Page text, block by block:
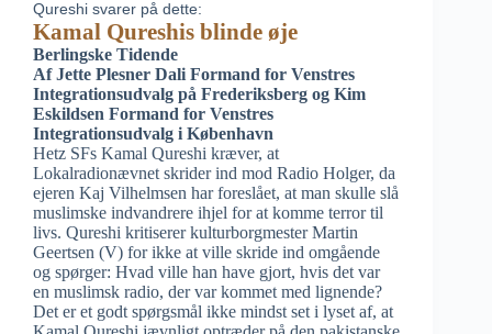
Qureshi svarer på dette:
Kamal Qureshis blinde øje
Berlingske Tidende
Af Jette Plesner Dali Formand for Venstres
Integrationsudvalg på Frederiksberg og Kim
Eskildsen Formand for Venstres
Integrationsudvalg i København
Hetz SFs Kamal Qureshi kræver, at
Lokalradionævnet skrider ind mod Radio Holger, da
ejeren Kaj Vilhelmsen har foreslået, at man skulle slå
muslimske indvandrere ihjel for at komme terror til
livs. Qureshi kritiserer kulturborgmester Martin
Geertsen (V) for ikke at ville skride ind omgående
og spørger: Hvad ville han have gjort, hvis det var
en muslimsk radio, der var kommet med lignende?
Det er et godt spørgsmål ikke mindst set i lyset af, at